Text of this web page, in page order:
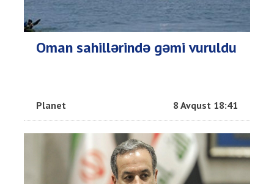
Oman sahillərində gəmi vuruldu
Planet 8 Avqust 18:41